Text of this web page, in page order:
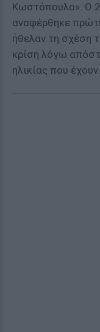
Κωστόπουλο». Ο
αναφέρθηκε
ήθελαν τη σχέση
κρίση λόγω
ηλικίας που έχουν.